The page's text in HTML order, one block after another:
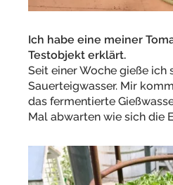
Ich habe eine meiner
Testobjekt erklärt.
Seit einer Woche gieße
Sauerteigwasser. Mir
das fermentierte
Mal abwarten wie sich die